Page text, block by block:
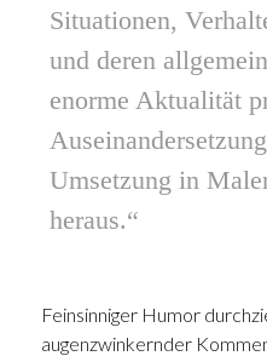
Situationen,
und deren
enorme Aktualität
Umsetzung in
heraus.“
Feinsinniger Humor
augenzwinkernder